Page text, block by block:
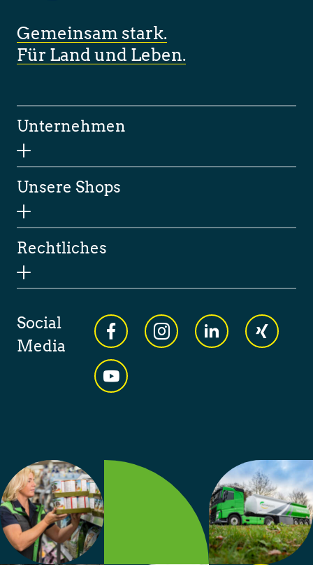
Gemeinsam stark.
Für Land und Leben.
Unternehmen
Unsere Shops
Rechtliches
Social
Media